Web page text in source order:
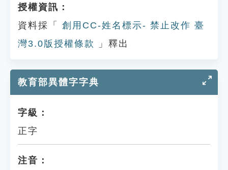
授權資訊：
資料採「
創用CC-姓名標示- 禁止改作 臺
灣3.0版授權條款
」釋出
教育部異體字字典
字級：
正字
注音：